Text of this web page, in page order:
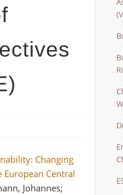
Changing
European Central
Johannes;